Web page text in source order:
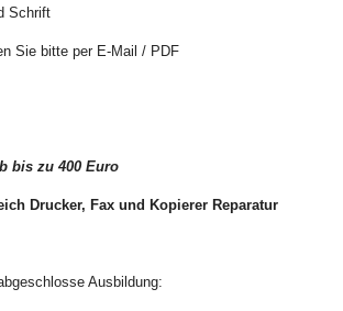
Schrift
Sie bitte per E-Mail / PDF
bis zu 400 Euro
Drucker, Fax und Kopierer Reparatur
Ausbildung: